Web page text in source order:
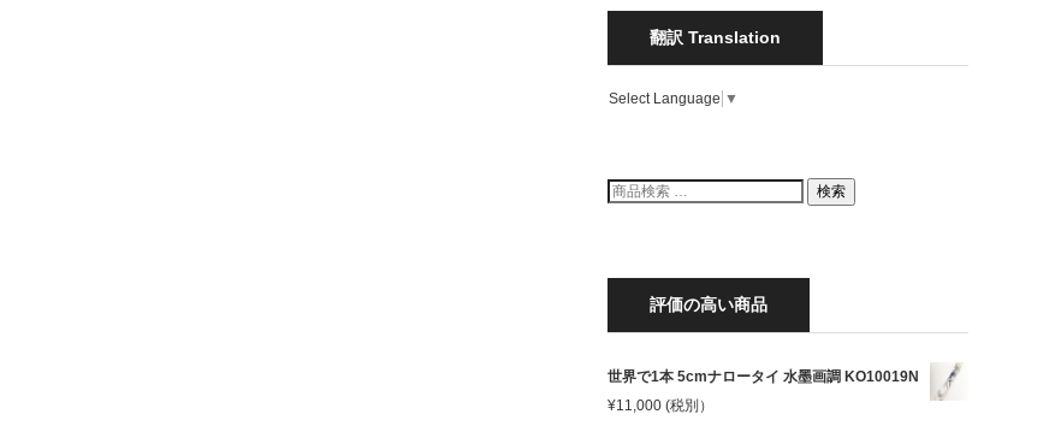
翻訳 Translation
Select Language ▼
検
索
検索
評価の高い商品
世界で1本 5cmナロータイ 水墨画調 KO10019N
¥11,000 (税別）